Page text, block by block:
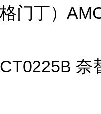
格门丁）
CT0225B 奈